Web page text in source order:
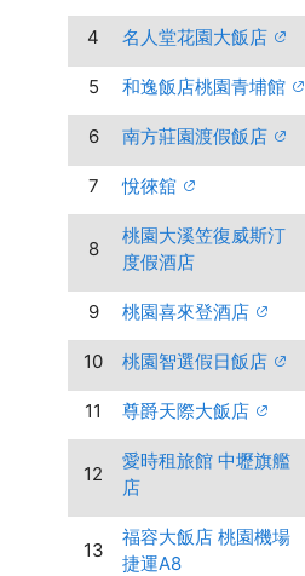
4 名人堂花園大飯店
5 和逸飯店桃園青埔館
6 南方莊園渡假飯店
7 悅徠舘
8
桃園大溪笠復威斯汀
度假酒店
9 桃園喜來登酒店
10 桃園智選假日飯店
11 尊爵天際大飯店
12
愛時租旅館 中壢旗艦
店
13
福容大飯店 桃園機場
捷運A8